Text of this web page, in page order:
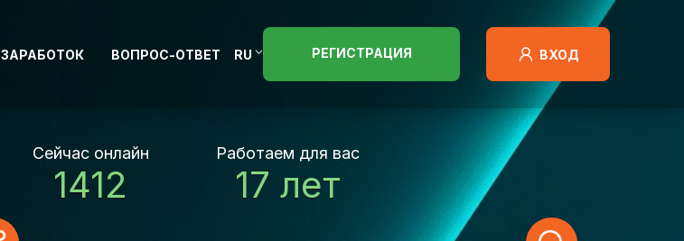
ЗАРАБОТОК ВОПРОС-ОТВЕТ RU РЕГИСТРАЦИЯ ВХОД
Сейчас онлайн
1412
Работаем для вас
17 лет